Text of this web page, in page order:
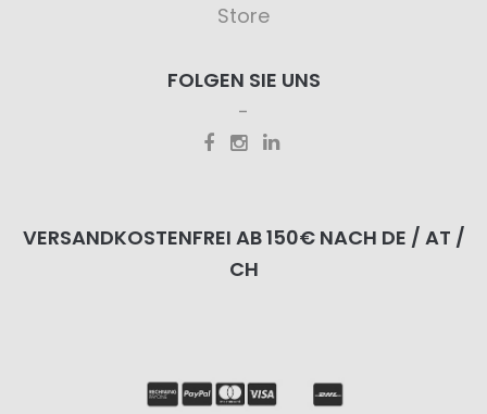
Store
FOLGEN SIE UNS
VERSANDKOSTENFREI AB 150€ NACH DE / AT /
CH